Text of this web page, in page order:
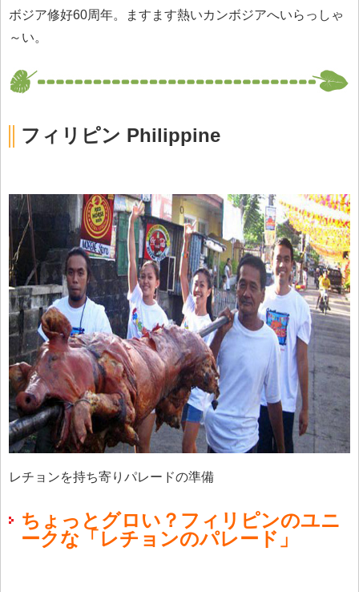
ボジア修好60周年。ますます熱いカンボジアへいらっしゃ
～い。
フィリピン Philippine
レチョンを持ち寄りパレードの準備
ちょっとグロい？フィリピンのユニ
ークな「レチョンのパレード」